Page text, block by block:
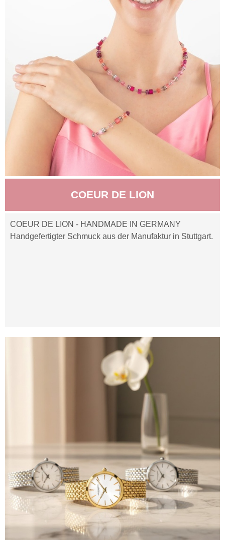
COEUR DE LION
COEUR DE LION - HANDMADE IN GERMANY
Handgefertigter Schmuck aus der Manufaktur in Stuttgart.